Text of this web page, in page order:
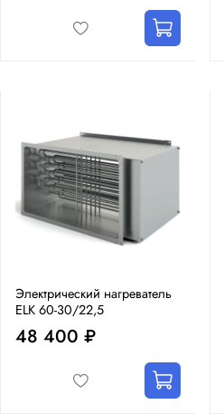
Электрический нагреватель
ELK 60-30/22,5
48 400 ₽